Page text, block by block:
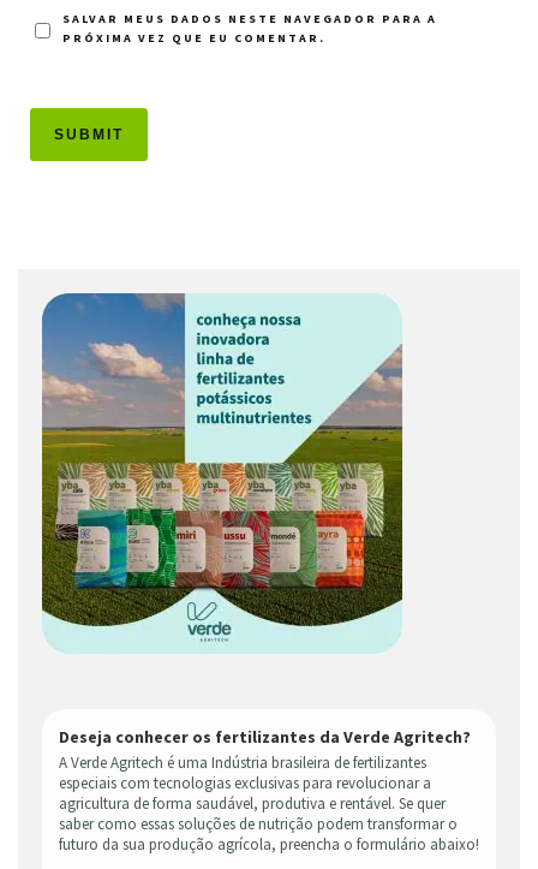
SALVAR MEUS DADOS NESTE NAVEGADOR PARA A
PRÓXIMA VEZ QUE EU COMENTAR.
Deseja conhecer os fertilizantes da Verde Agritech?
A Verde Agritech é uma Indústria brasileira de fertilizantes
especiais com tecnologias exclusivas para revolucionar a
agricultura de forma saudável, produtiva e rentável. Se quer
saber como essas soluções de nutrição podem transformar o
futuro da sua produção agrícola, preencha o formulário abaixo!